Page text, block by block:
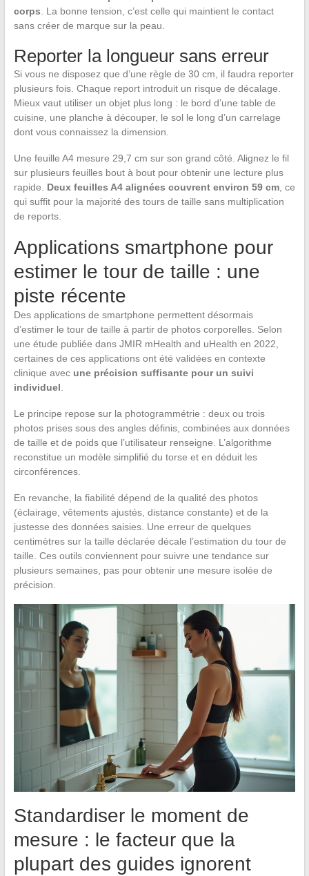
corps . La bonne tension, c’est celle qui maintient le contact
sans créer de marque sur la peau.
Reporter la longueur sans erreur
Si vous ne disposez que d’une règle de 30 cm, il faudra reporter
plusieurs fois. Chaque report introduit un risque de décalage.
Mieux vaut utiliser un objet plus long : le bord d’une table de
cuisine, une planche à découper, le sol le long d’un carrelage
dont vous connaissez la dimension.
Une feuille A4 mesure 29,7 cm sur son grand côté. Alignez le fil
sur plusieurs feuilles bout à bout pour obtenir une lecture plus
rapide. Deux feuilles A4 alignées couvrent environ 59 cm, ce
qui suffit pour la majorité des tours de taille sans multiplication
de reports.
Applications smartphone pour
estimer le tour de taille : une
piste récente
Des applications de smartphone permettent désormais
d’estimer le tour de taille à partir de photos corporelles. Selon
une étude publiée dans JMIR mHealth and uHealth en 2022,
certaines de ces applications ont été validées en contexte
clinique avec une précision suffisante pour un suivi
individuel
Le principe repose sur la photogrammétrie : deux ou trois
photos prises sous des angles définis, combinées aux données
de taille et de poids que l’utilisateur renseigne. L’algorithme
reconstitue un modèle simplifié du torse et en déduit les
circonférences.
En revanche, la fiabilité dépend de la qualité des photos
(éclairage, vêtements ajustés, distance constante) et de la
justesse des données saisies. Une erreur de quelques
centimètres sur la taille déclarée décale l’estimation du tour de
taille. Ces outils conviennent pour suivre une tendance sur
plusieurs semaines, pas pour obtenir une mesure isolée de
précision.
Standardiser le moment de
mesure : le facteur que la
plupart des guides ignorent